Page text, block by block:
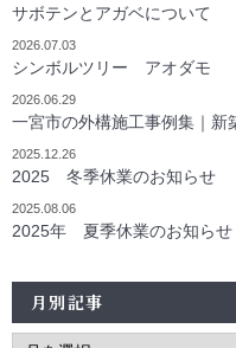
サボテンとアガベについて
シンボルツリー アオダモ
2026.07.03
2026.06.29
2025 冬季休業のお知らせ
2025.12.26
2025年 夏季休業のお知らせ
2025.08.06
月別記事